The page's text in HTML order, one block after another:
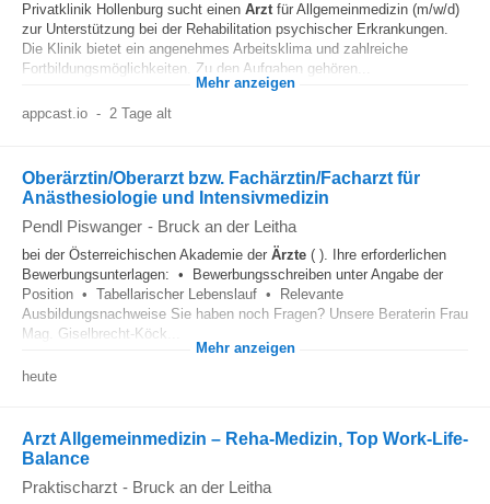
Privatklinik Hollenburg sucht einen Arztfür Allgemeinmedizin (m/w/d)
zur Unterstützung bei der Rehabilitation psychischer Erkrankungen.
Die Klinik bietet ein angenehmes Arbeitsklima und zahlreiche
Fortbildungsmöglichkeiten. Zu den Aufgaben gehören...
Mehr anzeigen
appcast.io - 2 Tage alt
Oberärztin/Oberarzt bzw. Fachärztin/Facharzt für
Anästhesiologie und Intensivmedizin
Pendl Piswanger - Bruck an der Leitha
bei der Österreichischen Akademie der Ärzte ( ). Ihre erforderlichen
Bewerbungsunterlagen: • Bewerbungsschreiben unter Angabe der
Position • Tabellarischer Lebenslauf • Relevante
Ausbildungsnachweise Sie haben noch Fragen? Unsere Beraterin Frau
Mag. Giselbrecht-Köck...
Mehr anzeigen
heute
Arzt Allgemeinmedizin – Reha-Medizin, Top Work-Life-
Balance
Praktischarzt - Bruck an der Leitha